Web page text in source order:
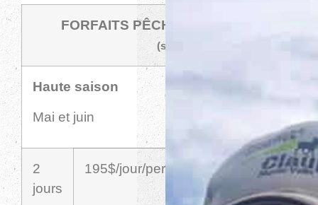
FORFAITS PÊCHE – PLAN EUROPÉEN
(sans repas)
Haute saison
Mai et juin
2
jours
195$/jour/pers.
jours
165$/jour/